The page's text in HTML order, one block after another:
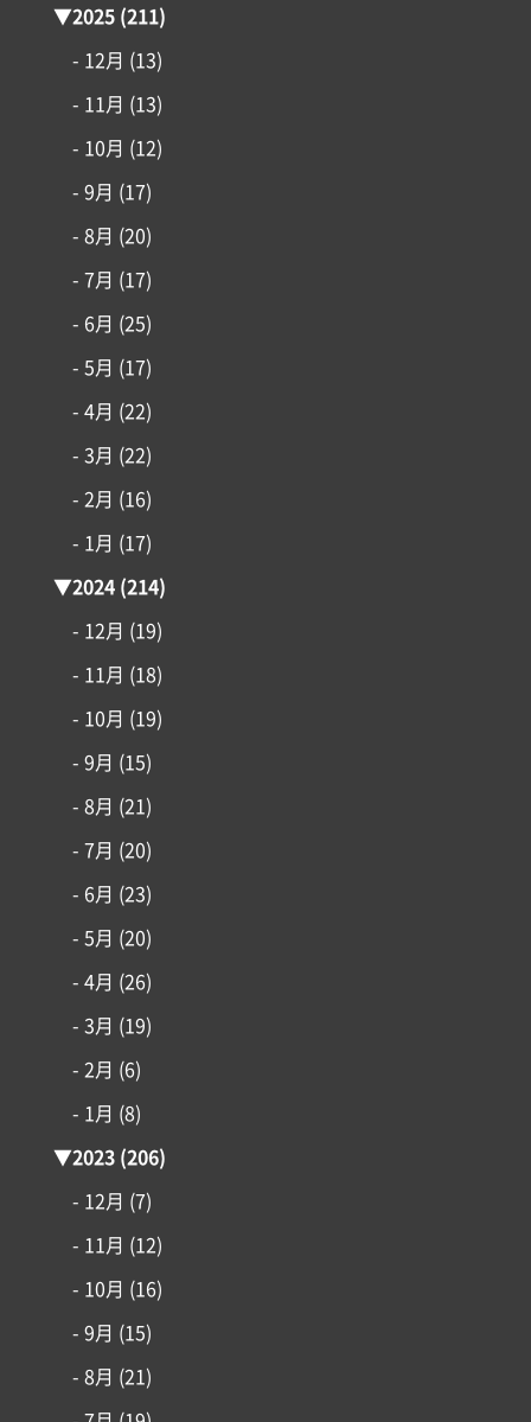
施工事例
はじめての家づくり
アイフルホームについて
リフォーム・リノベーション
土地情報
インフォメーション
▼2025(211)
- 12月 (13)
- 11月 (13)
- 10月 (12)
- 9月 (17)
- 8月 (20)
- 7月 (17)
- 6月 (25)
- 5月 (17)
- 4月 (22)
- 3月 (22)
- 2月 (16)
- 1月 (17)
▼2024(214)
- 12月 (19)
- 11月 (18)
- 10月 (19)
- 9月 (15)
- 8月 (21)
- 7月 (20)
- 6月 (23)
- 5月 (20)
- 4月 (26)
- 3月 (19)
- 2月 (6)
- 1月 (8)
▼2023(206)
- 12月 (7)
- 11月 (12)
- 10月 (16)
- 9月 (15)
- 8月 (21)